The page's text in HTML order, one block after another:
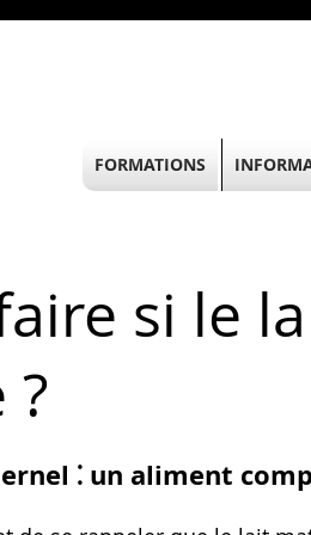
si le
?
⁚ un aliment
FORMATIONS